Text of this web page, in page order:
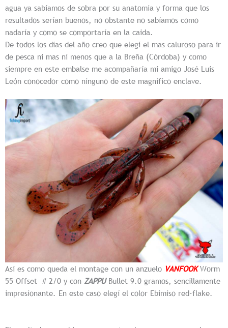
agua ya sabíamos de sobra por su anatomia y forma que los
resultados serían buenos, no obstante no sabíamos como
nadaría y como se comportaría en la caida.
De todos los días del año creo que elegí el mas caluroso para ir
de pesca ni mas ni menos que a la Breña (Córdoba) y como
siempre en este embalse me acompañaría mi amigo José Luis
León conocedor como ninguno de este magnífico enclave.
Así es como queda el montage con un anzuelo VANFOOKWorm
55 Offset # 2/0 y con ZAPPUBullet 9.0 gramos, sencillamente
impresionante. En este caso elegí el color Ebimiso red-flake.